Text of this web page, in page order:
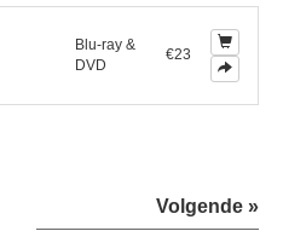
Blu-ray &
DVD
€23
Volgende »